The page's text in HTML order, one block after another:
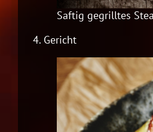
Saftig gegrilltes
4. Gericht